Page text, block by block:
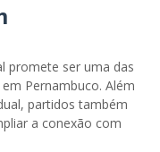
promete ser uma das
Pernambuco. Além
partidos também
a conexão com